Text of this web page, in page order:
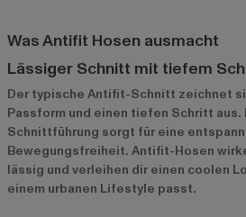
Was Antifit Hosen ausmacht
Lässiger Schnitt mit tiefem
Der typische Antifit-Schnitt zeichnet
Passform und einen tiefen Schritt aus.
Schnittführung sorgt für eine
Bewegungsfreiheit. Antifit-Hosen
lässig und verleihen dir einen coolen
einem urbanen Lifestyle passt.